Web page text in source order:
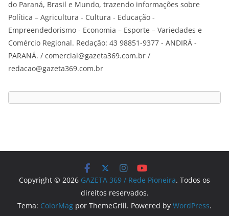
do Paraná, Brasil e Mundo, trazendo informações sobre
Política – Agricultura - Cultura - Educação -
Empreendedorismo - Economia – Esporte – Variedades e
Comércio Regional. Redação: 43 98851-9377 - ANDIRÁ -
PARANÁ. / comercial@gazeta369.com.br /
redacao@gazeta369.com.br
Copyright © 2026 GAZETA 369 / Rede Pioneira. Todos os
direitos reservados.
Tema: ColorMag por ThemeGrill. Powered by WordPress.